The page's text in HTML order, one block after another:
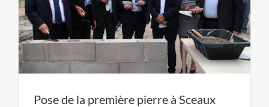
Pose de la première pierre à Sceaux